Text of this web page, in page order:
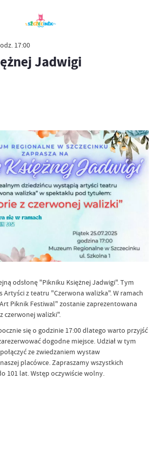
17:00
Jadwigi
odsłonę "Pikniku Księżnej Jadwigi". Tym
Artyści z teatru "Czerwona walizka". W ramach
Piknik Festiwal" zostanie zaprezentowana
czerwonej walizki".
się o godzinie 17:00 dlatego warto przyjść
dogodne miejsce. Udział w tym
ze zwiedzaniem wystaw
placówce. Zapraszamy wszystkich
101 lat. Wstęp oczywiście wolny.